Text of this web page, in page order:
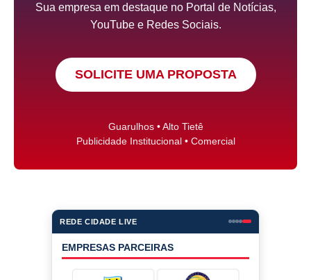
Sua empresa em destaque no Portal de Notícias,
YouTube e Redes Sociais.
SOLICITE UMA PROPOSTA
Guarulhos • Alto Tietê
Publicidade Institucional • Comercial
REDE CIDADE LIVE
EMPRESAS PARCEIRAS